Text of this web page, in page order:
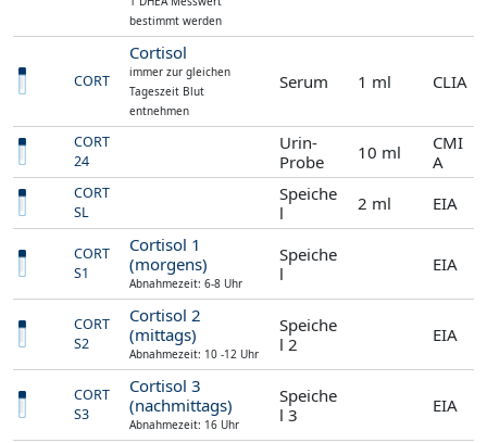
bestimmt werden
CORT
Cortisol
immer zur gleichen
Tageszeit Blut
entnehmen
Serum 1 ml CLIA
CORT
24
Urin-
Probe
10 ml
CMI
A
CORT
SL
Speiche
l
2 ml EIA
CORT
S1
Cortisol 1
(morgens)
Abnahmezeit: 6-8 Uhr
Speiche
l
EIA
CORT
S2
Cortisol 2
(mittags)
Abnahmezeit: 10 -12 Uhr
Speiche
l 2
EIA
CORT
S3
Cortisol 3
(nachmittags)
Abnahmezeit: 16 Uhr
Speiche
l 3
EIA